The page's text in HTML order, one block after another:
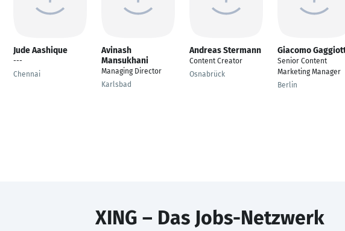
Jude Aashique
---
Chennai
Avinash
Mansukhani
Managing Director
Karlsbad
Andreas Stermann
Content Creator
Osnabrück
Giacomo
Senior Content
Marketing Manager
Berlin
XING – Das Jobs-Netzwerk